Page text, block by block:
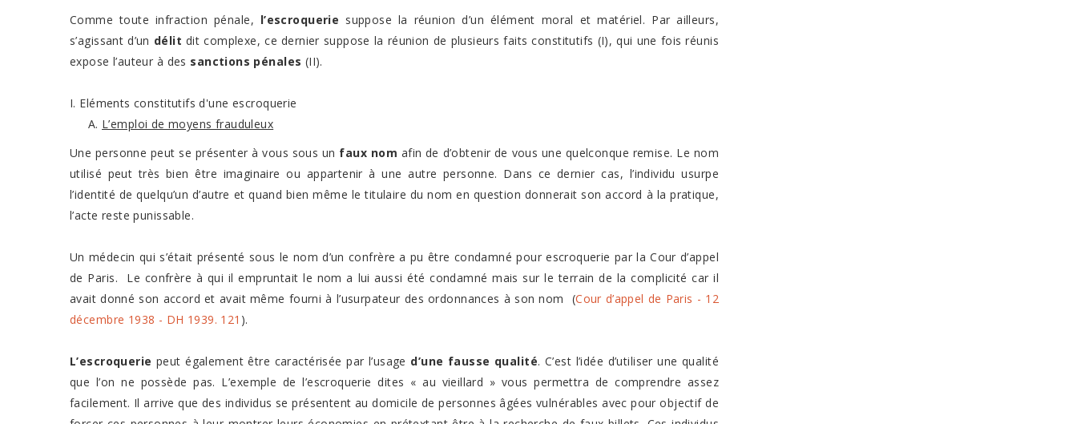
Comme toute infraction pénale, l’escroquerie suppose la réunion d’un élément moral et matériel. Par ailleurs,
s’agissant d’un délit dit complexe, ce dernier suppose la réunion de plusieurs faits constitutifs (I), qui une fois réunis
expose l’auteur à des sanctions pénales (II).
I. Eléments constitutifs d'une escroquerie
L’emploi de moyens frauduleux
Une personne peut se présenter à vous sous un faux nom afin de d’obtenir de vous une quelconque remise. Le nom
utilisé peut très bien être imaginaire ou appartenir à une autre personne. Dans ce dernier cas, l’individu usurpe
l’identité de quelqu’un d’autre et quand bien même le titulaire du nom en question donnerait son accord à la pratique,
l’acte reste punissable.
Un médecin qui s’était présenté sous le nom d’un confrère a pu être condamné pour escroquerie par la Cour d’appel
de Paris. Le confrère à qui il empruntait le nom a lui aussi été condamné mais sur le terrain de la complicité car il
avait donné son accord et avait même fourni à l’usurpateur des ordonnances à son nom (Cour d’appel de Paris - 12
décembre 1938 - DH 1939. 121 ).
L’escroquerie peut également être caractérisée par l’usage d’une fausse qualité. C’est l’idée d’utiliser une qualité
que l’on ne possède pas. L’exemple de l’escroquerie dites « au vieillard » vous permettra de comprendre assez
facilement. Il arrive que des individus se présentent au domicile de personnes âgées vulnérables avec pour objectif de